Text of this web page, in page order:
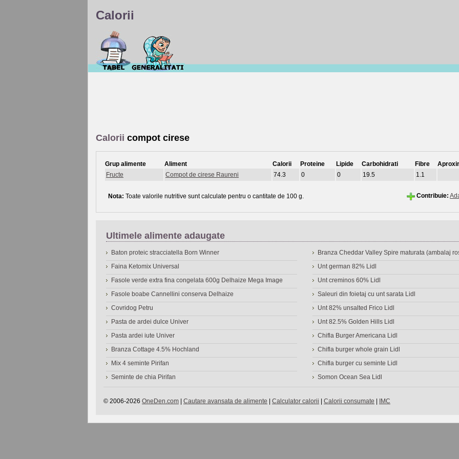
Calorii
Calorii compot cirese
Grup alimente Aliment Calorii Proteine Lipide Carbohidrati Fibre
Fructe
Compot de cirese Raureni 74.3 0 0 19.5 1.1
Nota: Toate valorile nutritive sunt calculate pentru o cantitate de 100 g. Contribuie:
Ultimele alimente adaugate
Baton proteic stracciatella Born Winner
Faina Ketomix Universal
Fasole verde extra fina congelata 600g Delhaize Mega Image
Fasole boabe Cannellini conserva Delhaize
Covridog Petru
Pasta de ardei dulce Univer
Pasta ardei iute Univer
Branza Cottage 4.5% Hochland
Mix 4 seminte Pirifan
Seminte de chia Pirifan
Branza Cheddar Valley Spire maturata (ambalaj
Unt german 82% Lidl
Unt creminos 60% Lidl
Saleuri din foietaj cu unt sarata Lidl
Unt 82% unsalted Frico Lidl
Unt 82.5% Golden Hills Lidl
Chifla Burger Americana Lidl
Chifla burger whole grain Lidl
Chifla burger cu seminte Lidl
Somon Ocean Sea Lidl
© 2006-2026 OneDen.com Cautare avansata de alimente Calculator calorii Calorii consumate IMC